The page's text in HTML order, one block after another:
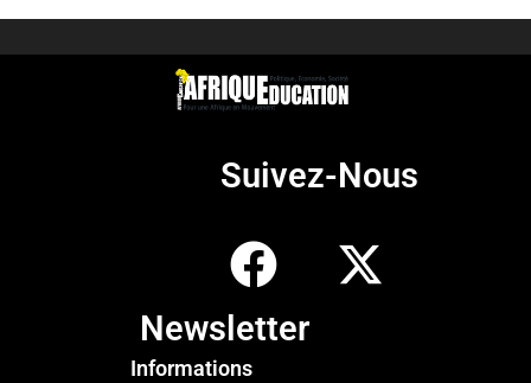
Suivez-Nous
Newsletter
Informations